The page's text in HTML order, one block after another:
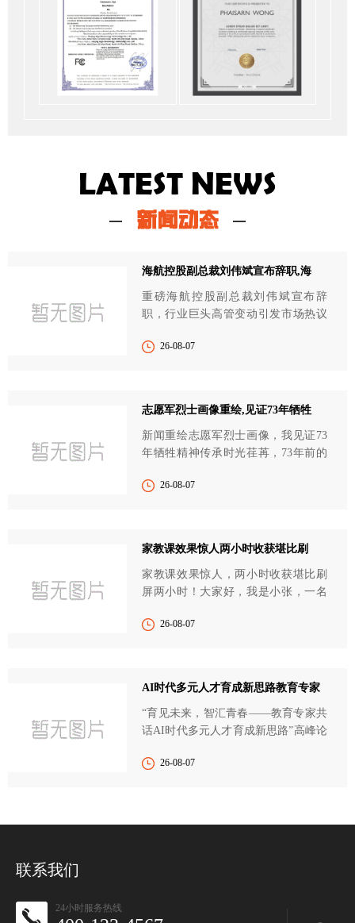
LATEST NEWS
新闻动态
海航控股副总裁刘伟斌宣布辞职,海
重磅海航控股副总裁刘伟斌宣布辞
职，行业巨头高管变动引发市场热议
26-08-07
志愿军烈士画像重绘,见证73年牺牲
新闻重绘志愿军烈士画像，我见证73
年牺牲精神传承时光荏苒，73年前的
26-08-07
家教课效果惊人两小时收获堪比刷
家教课效果惊人，两小时收获堪比刷
屏两小时！大家好，我是小张，一名
26-08-07
AI时代多元人才育成新思路教育专家
“育见未来，智汇青春——教育专家共
话AI时代多元人才育成新思路”高峰论
26-08-07
联系我们
24小时服务热线